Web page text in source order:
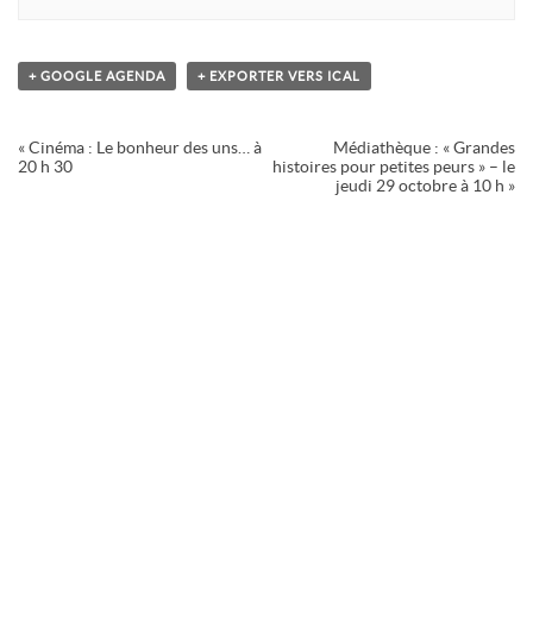
+ GOOGLE AGENDA + EXPORTER VERS ICAL
Évènement
«Cinéma : Le bonheur des uns… à
20 h 30
Médiathèque : « Grandes
histoires pour petites peurs » – le
jeudi 29 octobre à 10 h »